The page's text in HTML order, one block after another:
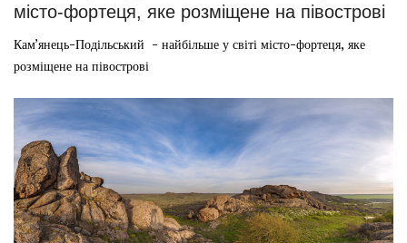
місто-фортеця, яке розміщене на півострові
Кам’янець-Подільський - найбільше у світі місто-фортеця, яке
розміщене на півострові